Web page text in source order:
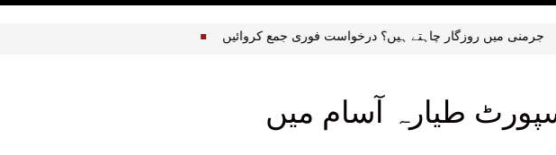
جرمنی میں روزگار چاہتے ہیں؟ درخواست فوری جمع کروائیں
طیارہ آسام میں